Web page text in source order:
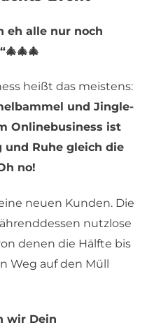
eh alle nur noch
heißt das meistens:
und Jingle-
Onlinebusiness ist
und Ruhe gleich die
no!
neuen Kunden. Die
nutzlose
denen die Hälfte bis
Weg auf den Müll
wir Dein